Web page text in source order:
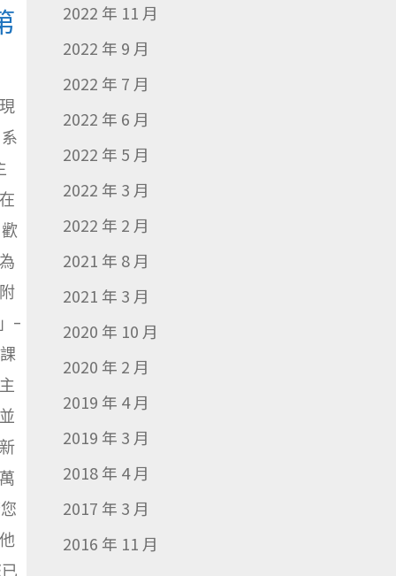
-
2022 年 11 月
2022 年 9 月
2022 年 7 月
2022 年 6 月
2022 年 5 月
2022 年 3 月
2022 年 2 月
2021 年 8 月
2021 年 3 月
2020 年 10 月
2020 年 2 月
2019 年 4 月
2019 年 3 月
2018 年 4 月
2017 年 3 月
2016 年 11 月